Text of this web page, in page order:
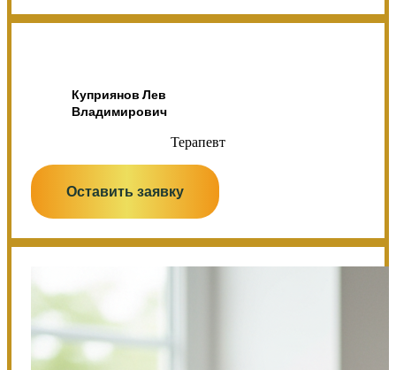
Куприянов Лев
Владимирович
Терапевт
Оставить заявку